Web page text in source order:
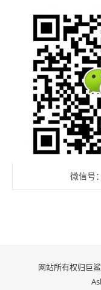
微信号
网站所有权归巨